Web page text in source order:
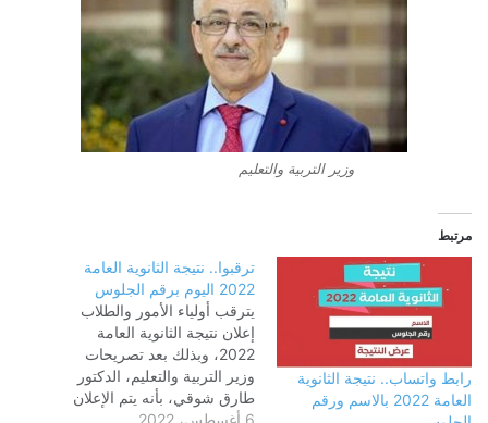
وزير التربية والتعليم
مرتبط
رابط واتساب.. نتيجة الثانوية
العامة 2022 بالاسم ورقم
ترقبوا.. نتيجة الثانوية العامة
2022 اليوم برقم الجلوس
يترقب أولياء الأمور والطلاب
إعلان نتيجة الثانوية العامة
2022، وبذلك بعد تصريحات
وزير التربية والتعليم، الدكتور
طارق شوقي، بأنه يتم الإعلان
رسميا عن نتيجة الثانوية العامة
6 أغسطس، 2022